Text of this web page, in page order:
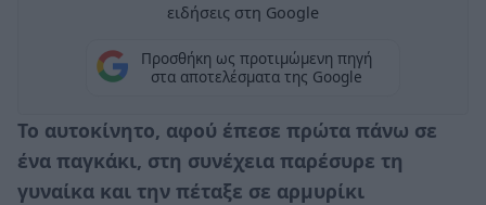
ειδήσεις στη Google
Προσθήκη ως προτιμώμενη πηγή
στα αποτελέσματα της Google
Το αυτοκίνητο, αφού έπεσε πρώτα πάνω σε
ένα παγκάκι, στη συνέχεια παρέσυρε τη
γυναίκα και την πέταξε σε αρμυρίκι